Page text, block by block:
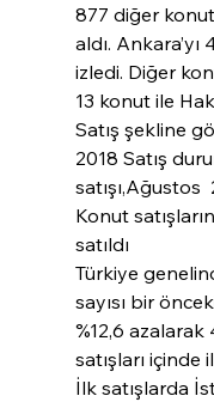
877 diğer konut
aldı. Ankara’yı
izledi. Diğer
13 konut ile
Satış şekline
2018 Satış
satışı,Ağustos
Konut
satıldı
Türkiye
sayısı bir
%12,6
satışları içinde
İlk satışlarda